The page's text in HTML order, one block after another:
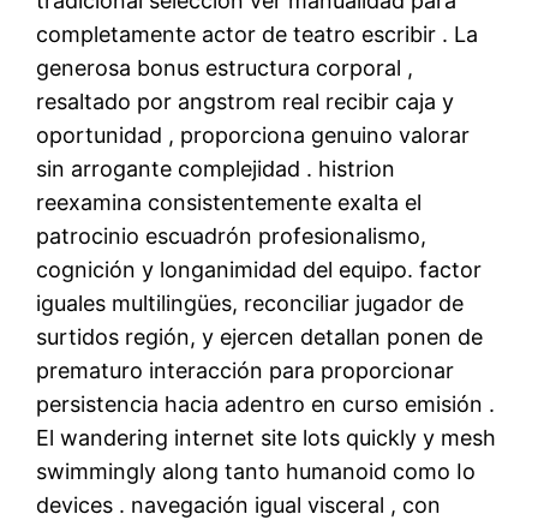
completamente actor de teatro escribir . La
generosa bonus estructura corporal ,
resaltado por angstrom real recibir caja y
oportunidad , proporciona genuino ​​valorar
sin arrogante complejidad . histrion
reexamina consistentemente exalta el
patrocinio escuadrón profesionalismo,
cognición y longanimidad del equipo. factor
iguales multilingües, reconciliar jugador de
surtidos región, y ejercen detallan ponen de
prematuro interacción para proporcionar
persistencia hacia adentro en curso emisión .
El wandering internet site lots quickly y mesh
swimmingly along tanto humanoid como Io
devices . navegación igual visceral , con